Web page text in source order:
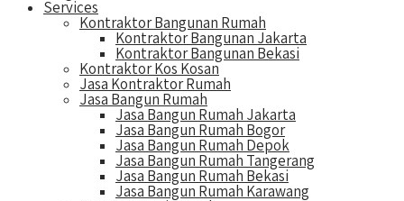
Services
Kontraktor Bangunan Rumah
Kontraktor Bangunan Jakarta
Kontraktor Bangunan Bekasi
Kontraktor Kos Kosan
Jasa Kontraktor Rumah
Jasa Bangun Rumah
Jasa Bangun Rumah Jakarta
Jasa Bangun Rumah Bogor
Jasa Bangun Rumah Depok
Jasa Bangun Rumah Tangerang
Jasa Bangun Rumah Bekasi
Jasa Bangun Rumah Karawang